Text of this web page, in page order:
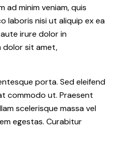
ad minim veniam, quis
laboris nisi ut aliquip ex ea
irure dolor in
dolor sit amet,
porta. Sed eleifend
commodo ut. Praesent
scelerisque massa vel
egestas. Curabitur